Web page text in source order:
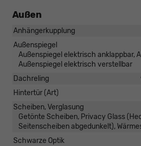
Außen
Anhängerkupplung
Außenspiegel
Außenspiegel elektrisch anklappbar,
Außenspiegel elektrisch verstellbar
Dachreling
Hintertür (Art)
Scheiben, Verglasung
Getönte Scheiben, Privacy Glass
Seitenscheiben abgedunkelt),
Schwarze Optik